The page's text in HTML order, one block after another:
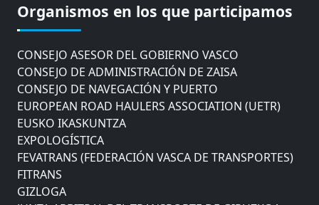
Organismos en los que participamos
AYUNTAMIENTO DE DONOSTIA
COMITÉ DE INSPECCION DE GIPUZKOA
CONSEJO ASESOR DEL GOBIERNO VASCO
CONSEJO DE ADMINISTRACIÓN DE ZAISA
CONSEJO DE NAVEGACIÓN Y PUERTO
EUROPEAN ROAD HAULERS ASSOCIATION (UETR)
EUSKO IKASKUNTZA
EXPOLOGÍSTICA
FEVATRANS (FEDERACIÓN VASCA DE TRANSPORTES)
FITRANS
GIZLOGA